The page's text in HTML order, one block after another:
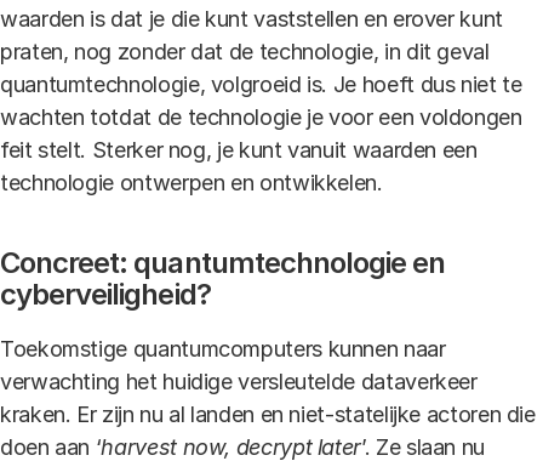
waarden is dat je die kunt vaststellen en erover kunt
praten, nog zonder dat de technologie, in dit geval
quantumtechnologie, volgroeid is. Je hoeft dus niet te
wachten totdat de technologie je voor een voldongen
feit stelt. Sterker nog, je kunt vanuit waarden een
technologie ontwerpen en ontwikkelen.
Concreet: quantumtechnologie en
cyberveiligheid?
Toekomstige quantumcomputers kunnen naar
verwachting het huidige versleutelde dataverkeer
kraken. Er zijn nu al landen en niet-statelijke actoren die
doen aan ‘harvest now, decrypt later’. Ze slaan nu